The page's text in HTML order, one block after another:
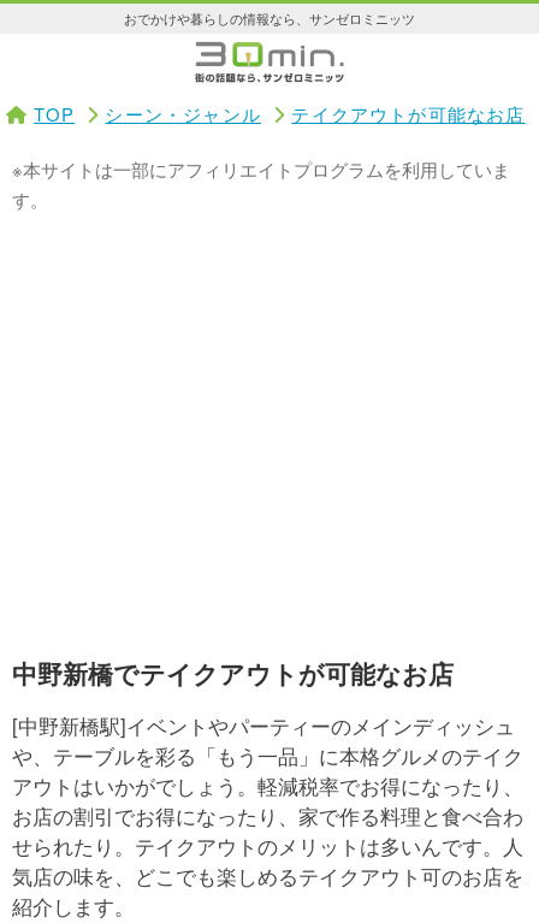
おでかけや暮らしの情報なら、サンゼロミニッツ
TOP シーン・ジャンル テイクアウトが可能なお店
※本サイトは一部にアフィリエイトプログラムを利用していま
す。
中野新橋でテイクアウトが可能なお店
[中野新橋駅]イベントやパーティーのメインディッシュ
や、テーブルを彩る「もう一品」に本格グルメのテイク
アウトはいかがでしょう。軽減税率でお得になったり、
お店の割引でお得になったり、家で作る料理と食べ合わ
せられたり。テイクアウトのメリットは多いんです。人
気店の味を、どこでも楽しめるテイクアウト可のお店を
紹介します。